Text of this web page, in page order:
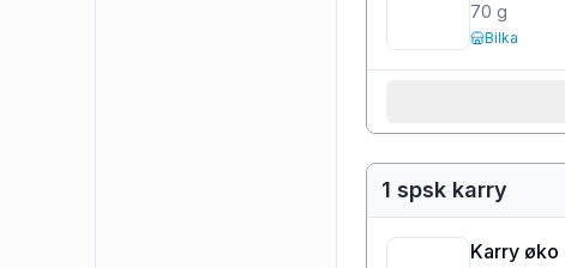
70 g
Bilka
1 spsk karry
Karry øko